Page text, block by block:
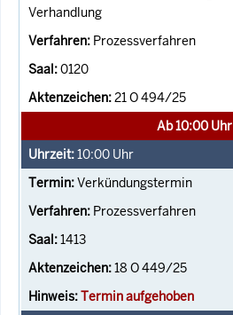
Verhandlung
Prozessverfahren
0120
21 O 494/25
Ab 10:00 Uhr
10:00 Uhr
Verkündungstermin
Prozessverfahren
1413
18 O 449/25
Termin aufgehoben